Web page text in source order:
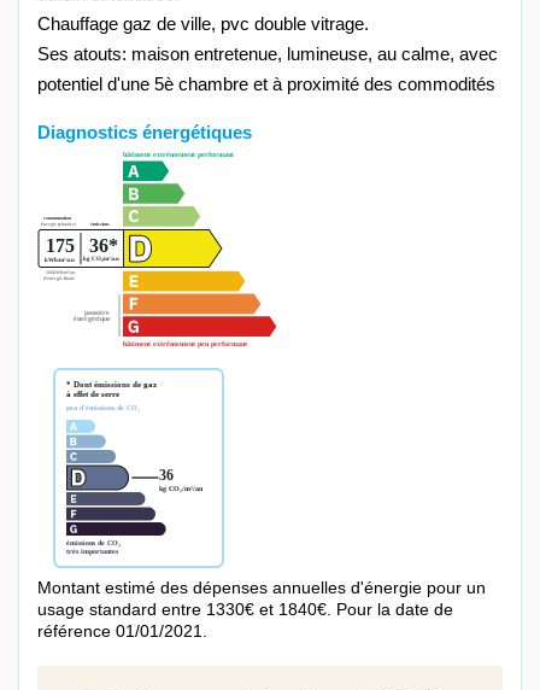
Chauffage gaz de ville, pvc double vitrage.
Ses atouts: maison entretenue, lumineuse, au calme, avec
potentiel d'une 5è chambre et à proximité des commodités
Diagnostics énergétiques
Montant estimé des dépenses annuelles d'énergie pour un
usage standard entre 1330€ et 1840€. Pour la date de
référence 01/01/2021.